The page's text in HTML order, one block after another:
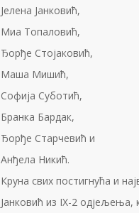
Јелена Јанковић,
Миа Топаловић,
Ђорђе Стојаковић,
Маша Мишић,
Софија Суботић,
Бранка Бардак,
Ђорђе Старчевић и
Анђела Никић.
Круна свих постигнућа и
Јанковић из IX-2 одјељења,